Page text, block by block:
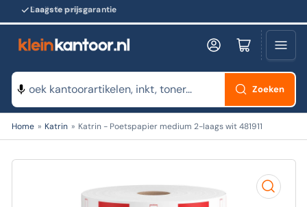
Snelle levering
Zoeken
naar
Zoeken
Log in Minikarretje openen
Home » Katrin » Katrin - Poetspapier medium 2-laags wit 481911